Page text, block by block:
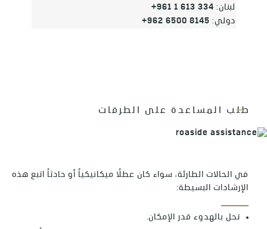
+961 1 613 334
:لبنان
+962 6500 8145 :دولي
طلب المساعدة على الطرقات
في الحالات الطارئة، سواء كان عطلاً ميكانيكياً أو حادثاً اتبع هذه
الإرشادات البسيطة:
تحل بالهدوء قدر الإمكان.